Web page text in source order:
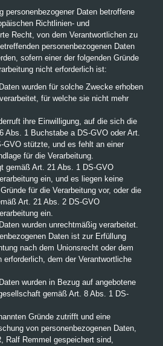
personenbezogener Daten betroffene
Richtlinien- und
Recht, von dem Verantwortlichen zu
personenbezogenen Daten
sofern einer der folgenden Gründe
nicht erforderlich ist:
wurden für solche Zwecke erhoben
für welche sie nicht mehr
ihre Einwilligung, auf die sich die
Abs. 1 Buchstabe a DS-GVO oder Art.
GVO stützte, und es fehlt an einer
für die Verarbeitung.
gemäß Art. 21 Abs. 1 DS-GVO
ein, und es liegen keine
für die Verarbeitung vor, oder die
Art. 21 Abs. 2 DS-GVO
ein.
wurden unrechtmäßig verarbeitet.
Daten ist zur Erfüllung
nach dem Unionsrecht oder dem
erforderlich, dem der Verantwortliche
wurden in Bezug auf angebotene
gemäß Art. 8 Abs. 1 DS-
Gründe zutrifft und eine
von personenbezogenen Daten,
Ralf Remmel gespeichert sind,